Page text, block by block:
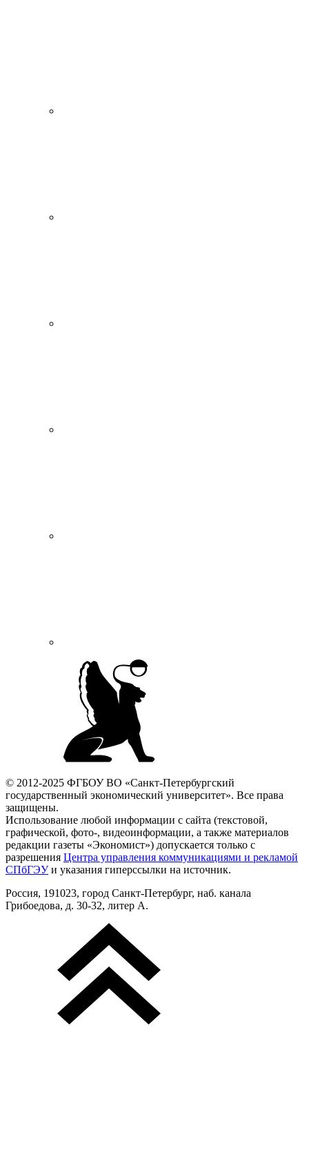
© 2012-2025 ФГБОУ ВО «Санкт-Петербургский
государственный экономический университет». Все права
защищены.
Использование любой информации с сайта (текстовой,
графической, фото-, видеоинформации, а также материалов
редакции газеты «Экономист») допускается только с
разрешения Центра управления коммуникациями и рекламой
СПбГЭУи указания гиперссылки на источник.
Россия, 191023, город Санкт-Петербург, наб. канала
Грибоедова, д. 30-32, литер А.